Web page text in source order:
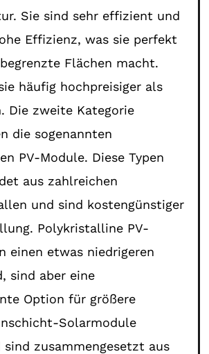
Sie sind sehr effizient und
Effizienz, was sie perfekt
Flächen macht.
häufig hochpreisiger als
Die zweite Kategorie
die sogenannten
PV-Module. Diese Typen
aus zahlreichen
und sind kostengünstiger
Polykristalline PV-
einen etwas niedrigeren
sind aber eine
Option für größere
Solarmodule
sind zusammengesetzt aus